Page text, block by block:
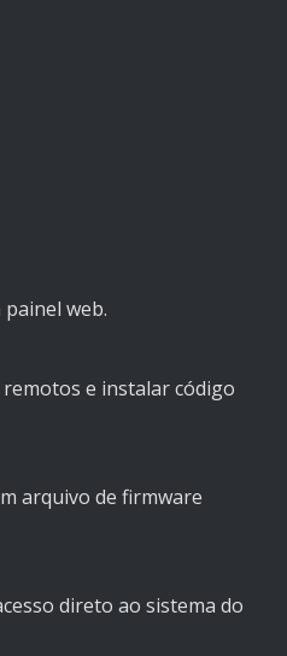
painel web.
e instalar código
arquivo de firmware
direto ao sistema do